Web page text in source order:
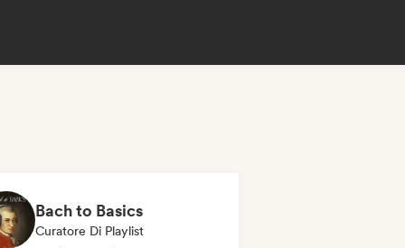
Bach to Basics
Curatore Di Playlist